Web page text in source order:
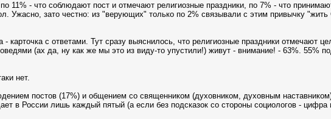
11% - что соблюдают пост и отмечают религиозные праздники, по 7% - что
Ужасно, зато честно: из "верующих" только по 2% связывали с этим привычку
карточка с ответами. Тут сразу выяснилось, что религиозные праздники отмечают
(ах да, ну как же мы это из виду-то упустили!) живут - внимание! - 63%. 55%
нет.
постов (17%) и общением со священником (духовником, духовным
в России лишь каждый пятый (а если без подсказок со стороны социологов -